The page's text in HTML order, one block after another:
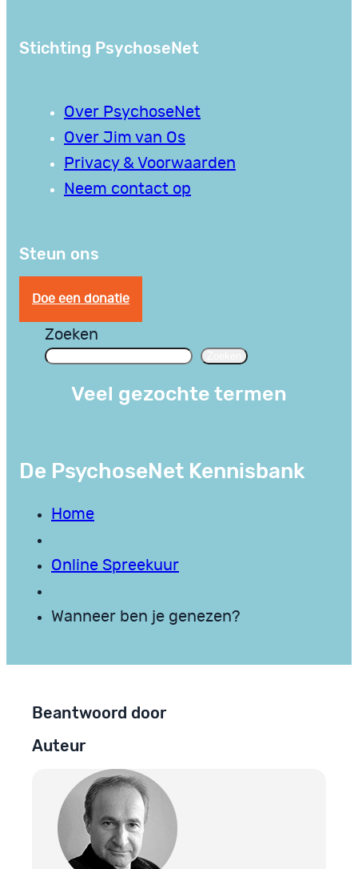
Stichting PsychoseNet
Over PsychoseNet
Over Jim van Os
Privacy & Voorwaarden
Neem contact op
Steun ons
Doe een donatie
Zoeken
Veel gezochte termen
De PsychoseNet Kennisbank
Home
Online Spreekuur
Wanneer ben je genezen?
Beantwoord door
Auteur